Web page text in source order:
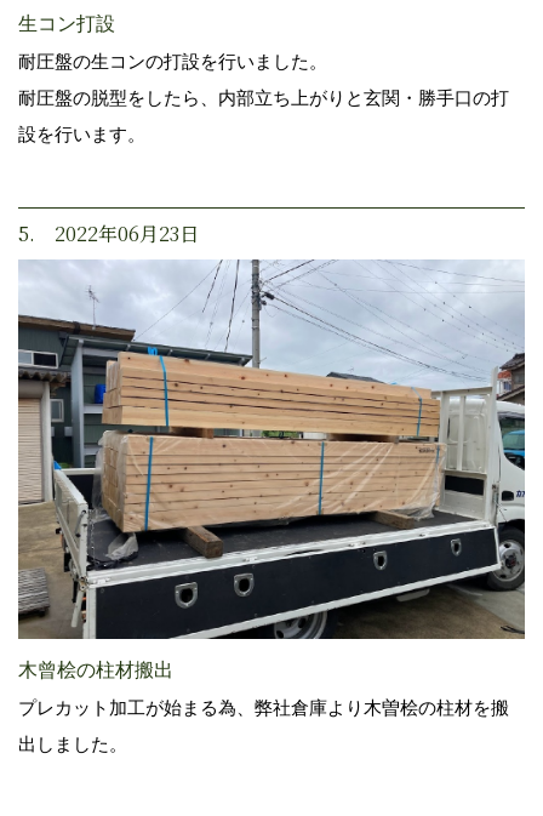
生コン打設
耐圧盤の生コンの打設を行いました。
耐圧盤の脱型をしたら、内部立ち上がりと玄関・勝手口の打
設を行います。
5. 2022年06月23日
木曾桧の柱材搬出
プレカット加工が始まる為、弊社倉庫より木曽桧の柱材を搬
出しました。